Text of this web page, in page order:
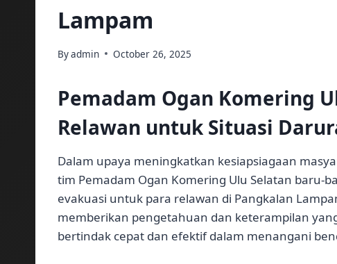
Lampam
Byadmin October 26, 2025
Pemadam Ogan Komering
Relawan untuk Situasi
Dalam upaya meningkatkan kesiapsiagaan
tim Pemadam Ogan Komering Ulu Selatan baru-
evakuasi untuk para relawan di Pangkalan
memberikan pengetahuan dan keterampilan
bertindak cepat dan efektif dalam menangani